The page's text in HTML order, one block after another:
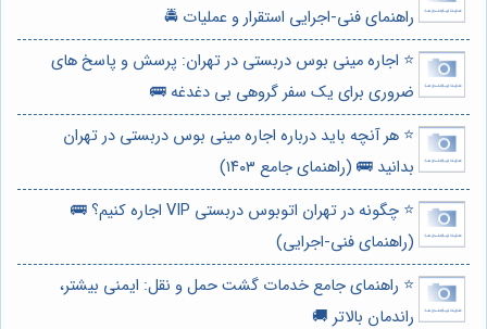
راهنمای فنی-اجرایی استقرار و عملیات 🚔
⭐️ اجاره مینی بوس دربستی در تهران: پرسش و پاسخ های
ضروری برای یک سفر گروهی بی دغدغه 🚌
⭐️ هر آنچه باید درباره اجاره مینی بوس دربستی در تهران
بدانید 🚌 (راهنمای جامع ۱۴۰۳)
⭐️ چگونه در تهران اتوبوس دربستی VIP اجاره کنیم؟ 🚌
(راهنمای فنی-اجرایی)
⭐️ راهنمای جامع خدمات گشت حمل و نقل: ایمنی بیشتر،
راندمان بالاتر 🚚